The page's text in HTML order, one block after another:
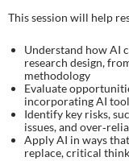
This session will help
Understand how AI
research design,
methodology
Evaluate
incorporating AI
Identify key risks,
issues, and
Apply AI in ways
replace, critical